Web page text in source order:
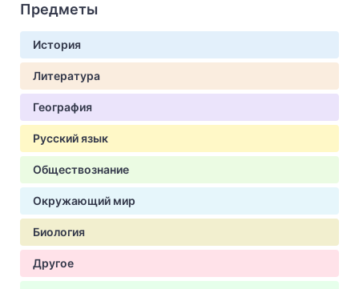
Предметы
История
Литература
География
Русский язык
Обществознание
Окружающий мир
Биология
Другое